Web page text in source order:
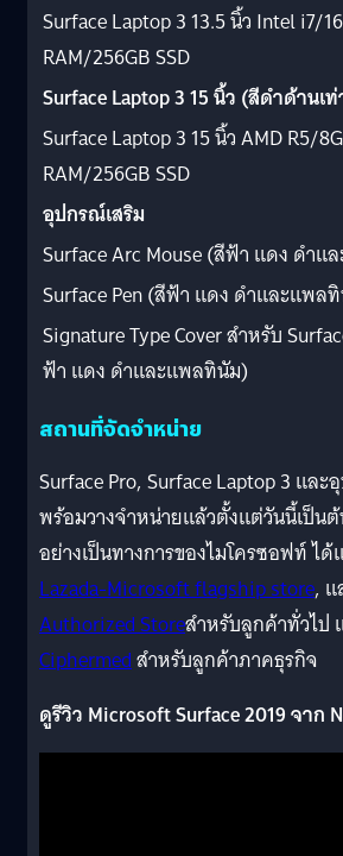
Surface Laptop 3 13.5 นิ้ว Intel i7/
RAM/256GB SSD
Surface Laptop 3 15นิ้ว (สีดำด้านเ
Surface Laptop 3 15 นิ้ว AMD R5/
RAM/256GB SSD
อุปกรณ์เสริม
Surface Arc Mouse (สีฟ้า แดง ดำแ
Surface Pen (สีฟ้า แดง ดำและแพล
Signature Type Cover สำหรับ
ฟ้า แดง ดำและแพลทินัม)
สถานที่จัดจำหน่าย
Surface Pro, Surface Laptop 3 แล
พร้อมวางจำหน่ายแล้วตั้งแต่วันนี้เป็น
อย่างเป็นทางการของไมโครซอฟท์ ได้
Lazada-Microsoft flagship store, แ
Authorized Storeสำหรับลูกค้าทั่วไป
Ciphermedสำหรับลูกค้าภาคธุรกิจ
ดูรีวิว Microsoft Surface 2019 จาก